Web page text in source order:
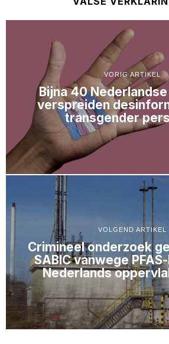
VORIG ARTIKEL
Bijna 40
verspreiden
transgender
VOLGEND ARTIKEL
Crimineel onderzoek
SABIC vanwege
Nederlands